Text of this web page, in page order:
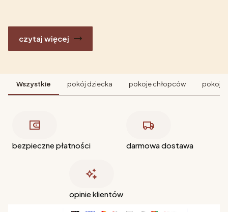
czytaj więcej
Wszystkie pokój dziecka pokoje chłopców pokoje
bezpieczne płatności darmowa dostawa
opinie klientów